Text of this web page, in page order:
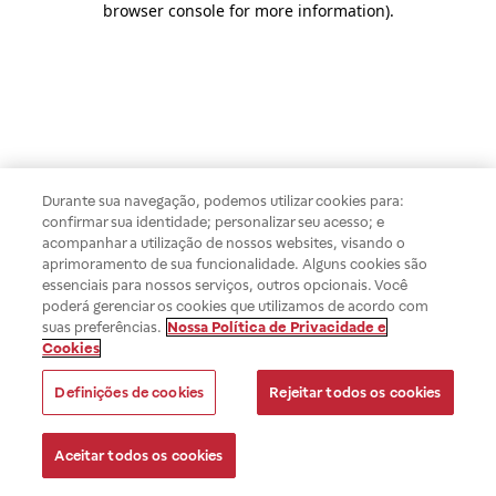
browser console for more information).
Durante sua navegação, podemos utilizar cookies para:
confirmar sua identidade; personalizar seu acesso; e
acompanhar a utilização de nossos websites, visando o
aprimoramento de sua funcionalidade. Alguns cookies são
essenciais para nossos serviços, outros opcionais. Você
poderá gerenciar os cookies que utilizamos de acordo com
suas preferências. Nossa Política de Privacidade e
Cookies
Definições de cookies Rejeitar todos os cookies
Aceitar todos os cookies